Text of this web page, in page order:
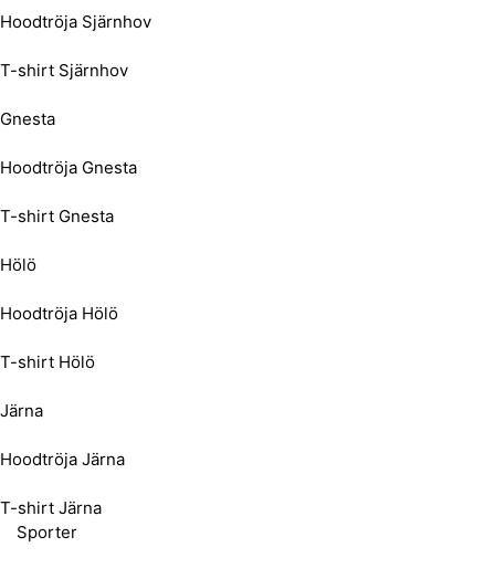
Hoodtröja Sjärnhov
T-shirt Sjärnhov
Gnesta
Hoodtröja Gnesta
T-shirt Gnesta
Hölö
Hoodtröja Hölö
T-shirt Hölö
Järna
Hoodtröja Järna
T-shirt Järna
Sporter